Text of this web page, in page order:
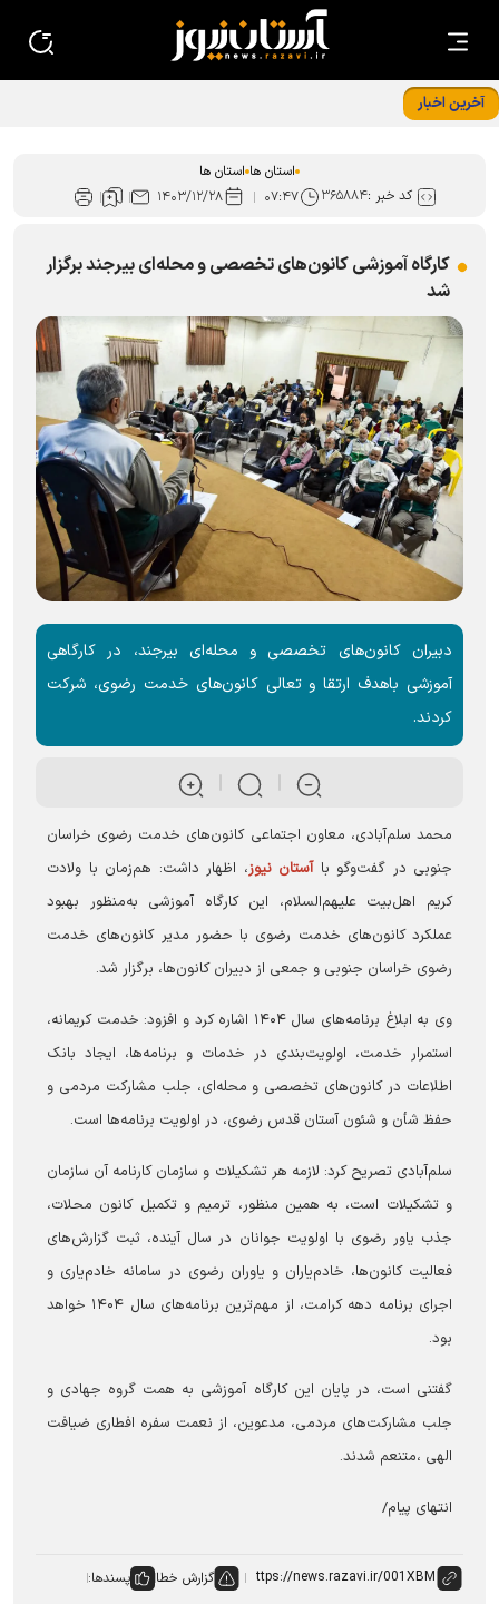
آخرین اخبار
استان ها استان ها
کد خبر :۳۶۵۸۸۴ ۰۷:۴۷ ۱۴۰۳/۱۲/۲۸
کارگاه آموزشی کانون‌های تخصصی و محله‌ای بیرجند برگزار
شد
دبیران کانون‌های تخصصی و محله‌ای بیرجند، در کارگاهی
آموزشی باهدف ارتقا و تعالی کانون‌های خدمت رضوی، شرکت
کردند.
محمد سلم‌آبادی، معاون اجتماعی کانون‌های خدمت رضوی خراسان
جنوبی در گفت‌وگو باآستان نیوز، اظهار داشت: هم‌زمان با ولادت
کریم اهل‌بیت علیهم‌السلام، این کارگاه آموزشی به‌منظور بهبود
عملکرد کانون‌های خدمت رضوی با حضور مدیر کانون‌های خدمت
رضوی خراسان جنوبی و جمعی از دبیران کانون‌ها، برگزار شد.
وی به ابلاغ برنامه‌های سال ۱۴۰۴ اشاره کرد و افزود: خدمت کریمانه،
استمرار خدمت، اولویت‌بندی در خدمات و برنامه‌ها، ایجاد بانک
اطلاعات در کانون‌های تخصصی و محله‌ای، جلب مشارکت مردمی و
حفظ شأن و شئون آستان قدس رضوی، در اولویت برنامه‌ها است.
سلم‌آبادی تصریح کرد: لازمه هر تشکیلات و سازمان کارنامه آن سازمان
و تشکیلات است، به همین منظور، ترمیم و تکمیل کانون محلات،
جذب یاور رضوی با اولویت جوانان در سال آینده، ثبت گزارش‌های
فعالیت کانون‌ها، خادم‌یاران و یاوران رضوی در سامانه خادم‌یاری و
اجرای برنامه دهه کرامت، از مهم‌ترین برنامه‌های سال ۱۴۰۴ خواهد
بود.
گفتنی است، در پایان این کارگاه آموزشی به همت گروه جهادی و
جلب مشارکت‌های مردمی، مدعوین، از نعمت سفره افطاری ضیافت
الهی ،متنعم شدند.
انتهای پیام/
گزارش خطا
پسندها: